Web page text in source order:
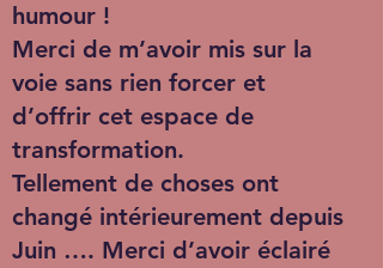
humour !
Merci de m’avoir mis sur la
voie sans rien forcer et
d’offrir cet espace de
transformation.
Tellement de choses ont
changé intérieurement depuis
Juin …. Merci d’avoir éclairé